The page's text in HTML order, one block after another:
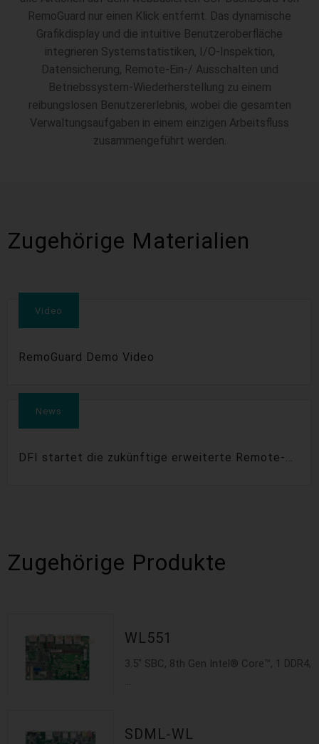
RemoGuard nur einen Klick entfernt. Das dynamische
Grafikdisplay und die intuitive Benutzeroberfläche
integrieren Systemstatistiken, I/O-Inspektion,
Datensicherung, Remote-Ein-/ Ausschalten und
Betriebssystem-Wiederherstellung zu einem
reibungslosen Benutzererlebnis, wobei die gesamten
Verwaltungsaufgaben in einem einzigen Arbeitsfluss
zusammengeführt werden.
Zugehörige Materialien
Video
RemoGuard Demo Video
News
DFI startet die zukünftige erweiterte Remote-
Zugehörige Produkte
WL551
3.5" SBC, 8th Gen Intel® Core™, 1 DDR4,
...
SDML-WL